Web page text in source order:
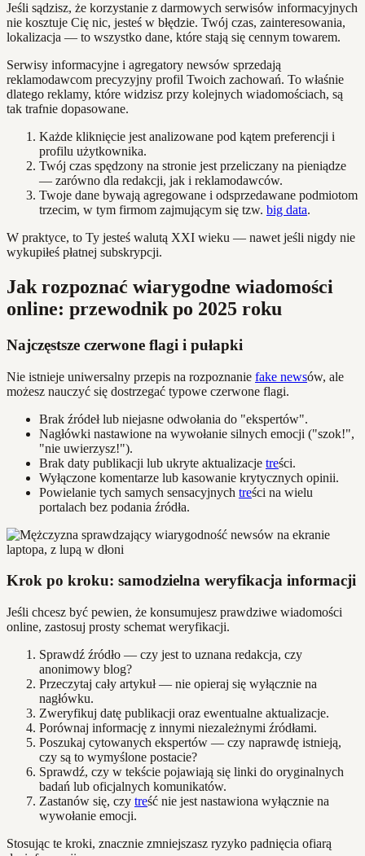
Jeśli sądzisz, że korzystanie z darmowych serwisów informacyjnych
nie kosztuje Cię nic, jesteś w błędzie. Twój czas, zainteresowania,
lokalizacja — to wszystko dane, które stają się cennym towarem.
Serwisy informacyjne i agregatory newsów sprzedają
reklamodawcom precyzyjny profil Twoich zachowań. To właśnie
dlatego reklamy, które widzisz przy kolejnych wiadomościach, są
tak trafnie dopasowane.
Każde kliknięcie jest analizowane pod kątem preferencji i
profilu użytkownika.
Twój czas spędzony na stronie jest przeliczany na pieniądze
— zarówno dla redakcji, jak i reklamodawców.
Twoje dane bywają agregowane i odsprzedawane podmiotom
trzecim, w tym firmom zajmującym się tzw. big data.
W praktyce, to Ty jesteś walutą XXI wieku — nawet jeśli nigdy nie
wykupiłeś płatnej subskrypcji.
Jak rozpoznać wiarygodne wiadomości
online: przewodnik po 2025 roku
Najczęstsze czerwone flagi i pułapki
Nie istnieje uniwersalny przepis na rozpoznanie fake newsów, ale
możesz nauczyć się dostrzegać typowe czerwone flagi.
Brak źródeł lub niejasne odwołania do "ekspertów".
Nagłówki nastawione na wywołanie silnych emocji ("szok!",
"nie uwierzysz!").
Brak daty publikacji lub ukryte aktualizacje treści.
Wyłączone komentarze lub kasowanie krytycznych opinii.
Powielanie tych samych sensacyjnych treści na wielu
portalach bez podania źródła.
Krok po kroku: samodzielna weryfikacja informacji
Jeśli chcesz być pewien, że konsumujesz prawdziwe wiadomości
online, zastosuj prosty schemat weryfikacji.
Sprawdź źródło — czy jest to uznana redakcja, czy
anonimowy blog?
Przeczytaj cały artykuł — nie opieraj się wyłącznie na
nagłówku.
Zweryfikuj datę publikacji oraz ewentualne aktualizacje.
Porównaj informację z innymi niezależnymi źródłami.
Poszukaj cytowanych ekspertów — czy naprawdę istnieją,
czy są to wymyślone postacie?
Sprawdź, czy w tekście pojawiają się linki do oryginalnych
badań lub oficjalnych komunikatów.
Zastanów się, czy treść nie jest nastawiona wyłącznie na
wywołanie emocji.
Stosując te kroki, znacznie zmniejszasz ryzyko padnięcia ofiarą